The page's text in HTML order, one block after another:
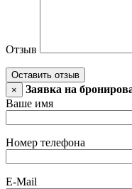
Отзыв
Оставить отзыв
×
Заявка на
Ваше имя
Номер телефона
E-Mail